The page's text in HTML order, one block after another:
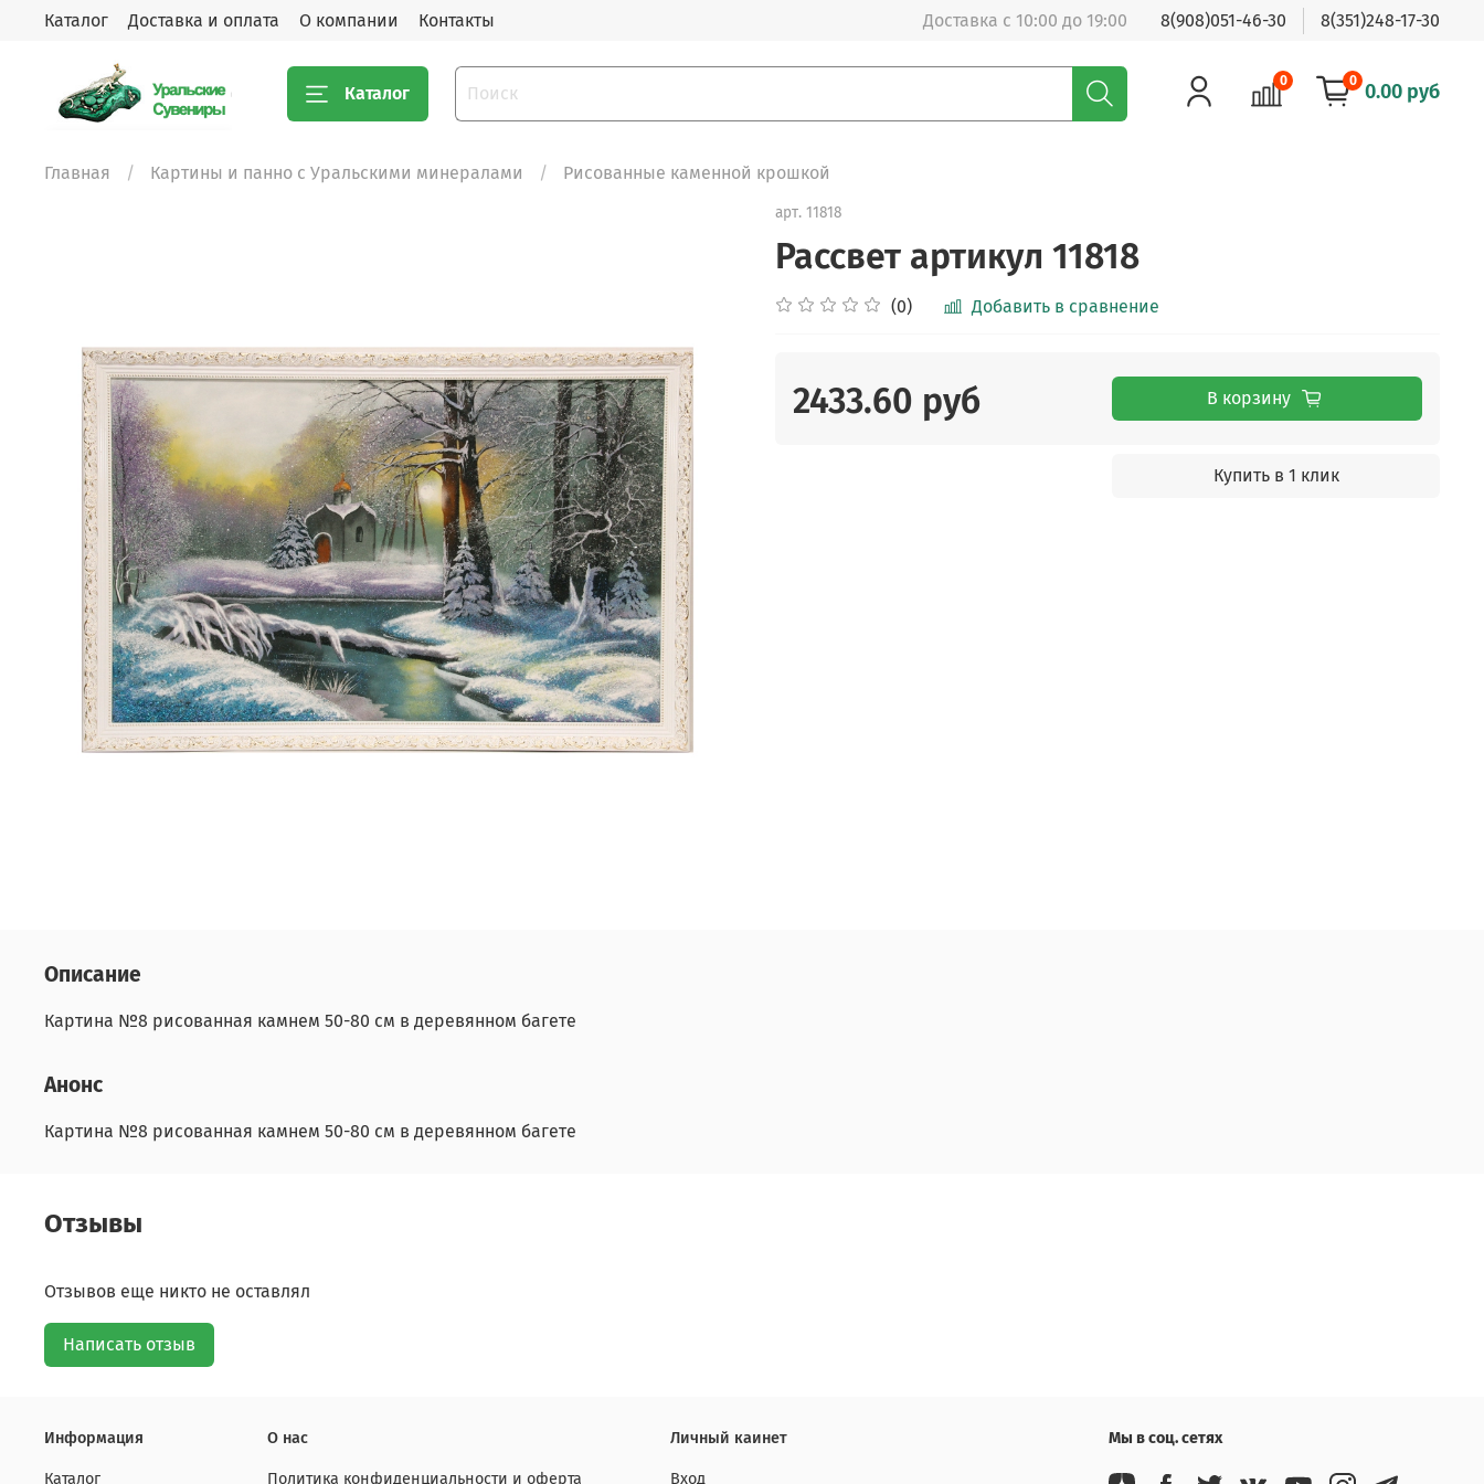
Каталог Доставка и оплата О компании Контакты Доставка с 10:00 до 19:00 8(908)051-46-30 8(351)248-17-30
Каталог
0 0 0.00 руб
Главная Картины и панно с Уральскими минералами Рисованные каменной крошкой
арт. 11818
Рассвет артикул 11818
(0) Добавить в сравнение
2433.60 руб В корзину
Купить в 1 клик
Описание
Картина №8 рисованная камнем 50-80 см в деревянном багете
Анонс
Картина №8 рисованная камнем 50-80 см в деревянном багете
Отзывы
Отзывов еще никто не оставлял
Написать отзыв
Информация
Каталог
О нас
Политика конфиденциальности и оферта
Личный каинет
Вход
Мы в соц. сетях